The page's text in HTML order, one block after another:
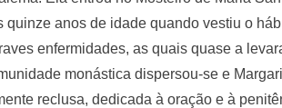
quinze anos de idade quando vestiu o
enfermidades, as quais quase a
monástica dispersou-se e
reclusa, dedicada à oração e à